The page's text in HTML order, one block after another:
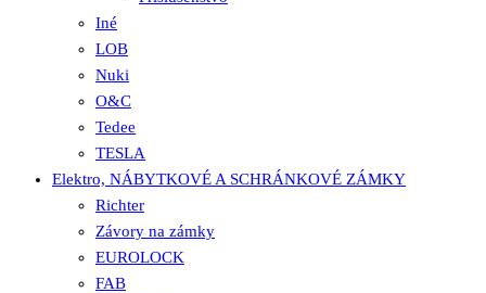
Iné
LOB
Nuki
O&C
Tedee
TESLA
Elektro, NÁBYTKOVÉ A SCHRÁNKOVÉ ZÁMKY
Richter
Závory na zámky
EUROLOCK
FAB